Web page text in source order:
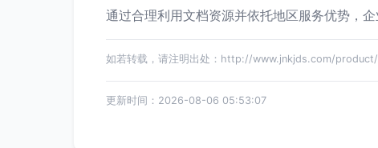
通过合理利用文档资源并依托地区服务优势，
如若转载，请注明出处：http://www.jnkjds.com/
更新时间：2026-08-06 05:53:07